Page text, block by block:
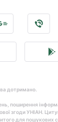
дотримано.
поширення
згоди УНІАН.
для пошукових